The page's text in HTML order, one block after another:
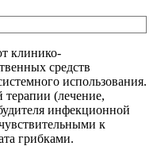
клинико-
средств
использования.
(лечение,
инфекционной
к
грибками.